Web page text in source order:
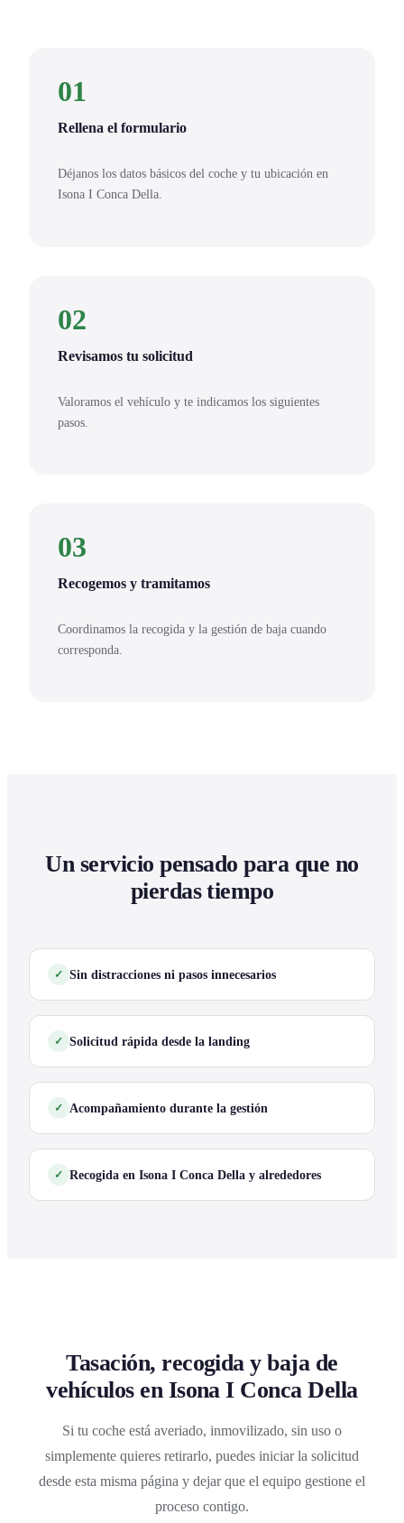
01
Rellena el formulario
Déjanos los datos básicos del coche y tu ubicación en
Isona I Conca Della.
02
Revisamos tu solicitud
Valoramos el vehículo y te indicamos los siguientes
pasos.
03
Recogemos y tramitamos
Coordinamos la recogida y la gestión de baja cuando
corresponda.
Un servicio pensado para que no
pierdas tiempo
Sin distracciones ni pasos innecesarios
Solicitud rápida desde la landing
Acompañamiento durante la gestión
Recogida en Isona I Conca Della y alrededores
Tasación, recogida y baja de
vehículos en Isona I Conca Della
Si tu coche está averiado, inmovilizado, sin uso o
simplemente quieres retirarlo, puedes iniciar la solicitud
desde esta misma página y dejar que el equipo gestione el
proceso contigo.